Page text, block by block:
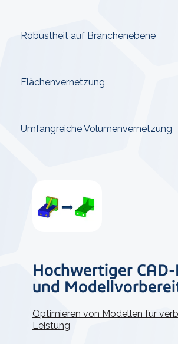
Robustheit auf Branchenebene
Flächenvernetzung
Umfangreiche Volumenvernetzung
Hochwertiger
und
Optimieren von Modellen für
Leistung